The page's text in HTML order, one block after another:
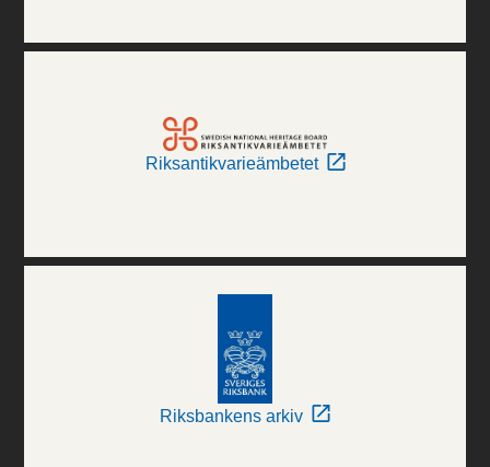
Riksantikvarieämbetet
Riksbankens arkiv